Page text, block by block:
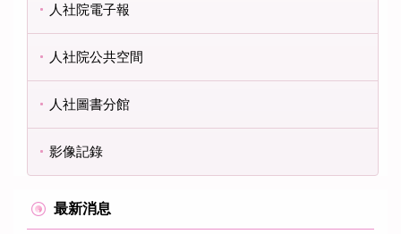
人社院電子報
人社院公共空間
人社圖書分館
影像記錄
最新消息